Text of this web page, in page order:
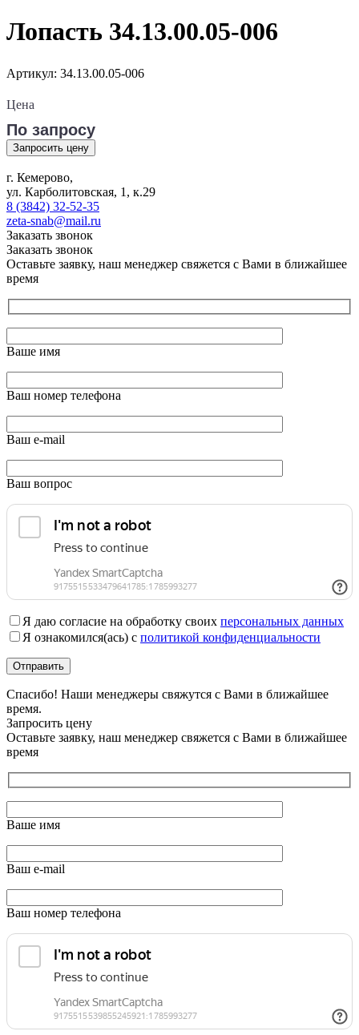
Лопасть 34.13.00.05-006
Артикул: 34.13.00.05-006
Цена
По запросу
Запросить цену
г. Кемерово,
ул. Карболитовская, 1, к.29
8 (3842) 32-52-35
zeta-snab@mail.ru
Заказать звонок
Заказать звонок
Оставьте заявку, наш менеджер свяжется с Вами в ближайшее
время
Ваше имя
Ваш номер телефона
Ваш e-mail
Ваш вопрос
Я даю согласие на обработку своих персональных данных
Я ознакомился(ась) с политикой конфиденциальности
Спасибо! Наши менеджеры свяжутся с Вами в ближайшее
время.
Запросить цену
Оставьте заявку, наш менеджер свяжется с Вами в ближайшее
время
Ваше имя
Ваш e-mail
Ваш номер телефона